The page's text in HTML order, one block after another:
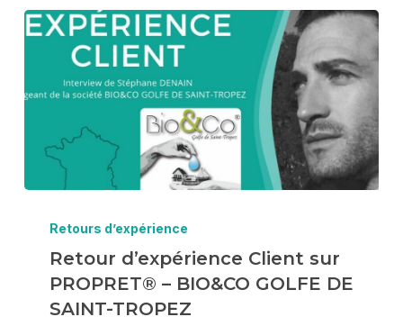
d’expérience
Client
PROPRET®
Retours d’expérience
Retour d’expérience Client sur
PROPRET® – BIO&CO GOLFE DE
SAINT-TROPEZ